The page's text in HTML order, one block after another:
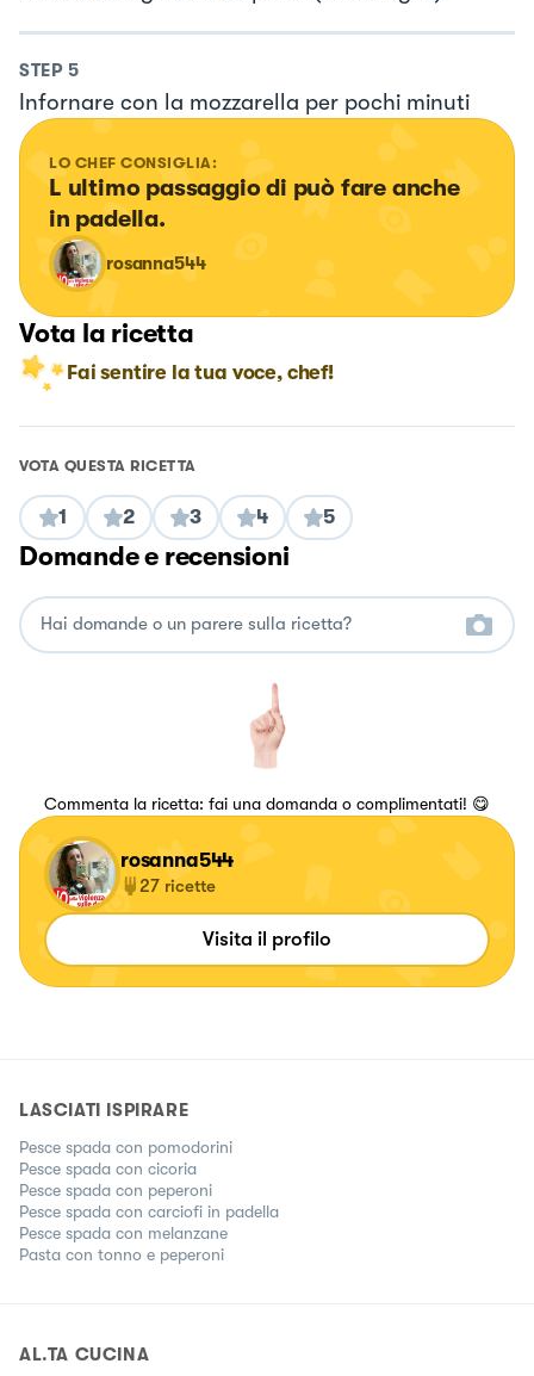
STEP 5
Infornare con la mozzarella per pochi minuti
LO CHEF CONSIGLIA:
L ultimo passaggio di può fare anche
in padella.
rosanna544
Vota la ricetta
Fai sentire la tua voce, chef!
VOTA QUESTA RICETTA
1 2 3 4 5
Domande e recensioni
Commenta la ricetta: fai una domanda o complimentati! 😋
rosanna544
27 ricette
Visita il profilo
LASCIATI ISPIRARE
Pesce spada con pomodorini
Pesce spada con cicoria
Pesce spada con peperoni
Pesce spada con carciofi in padella
Pesce spada con melanzane
Pasta con tonno e peperoni
AL.TA CUCINA